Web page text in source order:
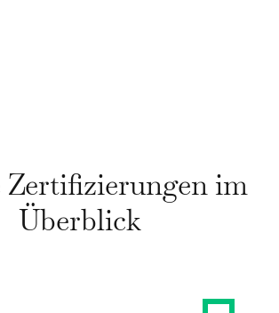
Zertifizierungen im
Überblick